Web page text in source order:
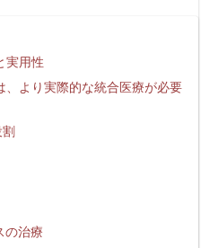
実用性
、より実際的な統合医療が必要
割
の治療